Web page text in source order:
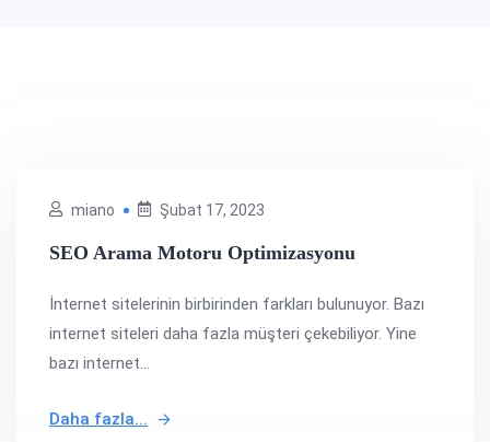
miano Şubat 17, 2023
SEO Arama Motoru Optimizasyonu
İnternet sitelerinin birbirinden farkları bulunuyor. Bazı
internet siteleri daha fazla müşteri çekebiliyor. Yine
bazı internet...
Daha fazla...